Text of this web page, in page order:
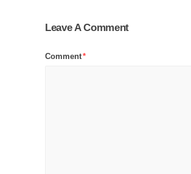
Leave A Comment
Comment*